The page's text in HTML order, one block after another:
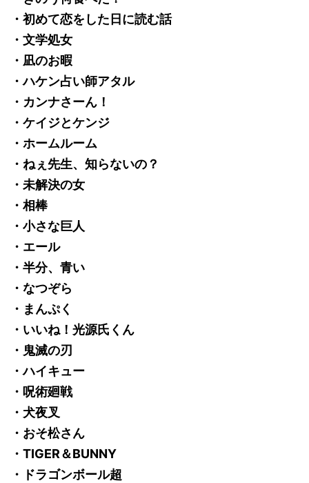
・初めて恋をした日に読む話
・文学処女
・凪のお暇
・ハケン占い師アタル
・カンナさーん！
・ケイジとケンジ
・ホームルーム
・ねぇ先生、知らないの？
・未解決の女
・相棒
・小さな巨人
・エール
・半分、青い
・なつぞら
・まんぷく
・いいね！光源氏くん
・鬼滅の刃
・ハイキュー
・呪術廻戦
・犬夜叉
・おそ松さん
・TIGER＆BUNNY
・ドラゴンボール超